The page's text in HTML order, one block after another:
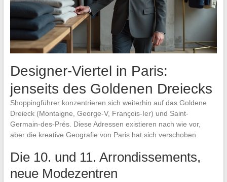
Designer-Viertel in Paris:
jenseits des Goldenen Dreiecks
Shoppingführer konzentrieren sich weiterhin auf das Goldene
Dreieck (Montaigne, George-V, François-Ier) und Saint-
Germain-des-Prés. Diese Adressen existieren nach wie vor,
aber die kreative Geografie von Paris hat sich verschoben.
Die 10. und 11. Arrondissements,
neue Modezentren